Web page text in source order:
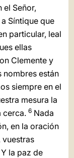
DEUTSCH
POLSKI
العربيّة
LATINE
el Señor,
Síntique que
particular, leal
ellas
Clemente y
nombres están
siempre en el
mesura la
cerca. 6Nada
en la oración
vuestras
Y la paz de